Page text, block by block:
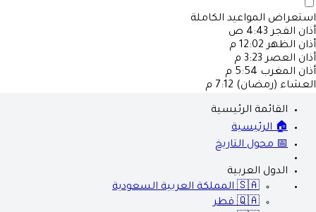
استعراض المواعيد الكاملة
أذان الفجر 4:43 ص
أذان الظهر 12:02 م
أذان العصر 3:23 م
أذان المغرب 5:54 م
العشاء (رمضان) 7:12 م
القائمة الرئيسية
🏠 الرئيسية
📅 محول التاريخ
الدول العربية
🇸🇦 المملكة العربية السعودية
🇶🇦 قطر